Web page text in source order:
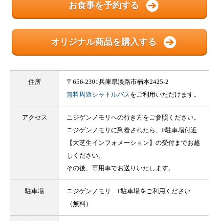
お食事を予約する
オリジナル商品を購入する
住所
〒656-2301兵庫県淡路市楠本2425-2
無料周遊シャトルバスをご利用いただけます。
アクセス
ニジゲンノモリへの行き方をご参照ください。
ニジゲンノモリに到着されたら、F駐車場付近
【大芝生インフォメーション】の受付までお越
しください。
その後、専用車でお送りいたします。
駐車場
ニジゲンノモリ F駐車場をご利用ください
（無料）